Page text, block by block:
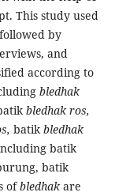
This study used
by
and
according to
bledhak
bledhak ros,
batikbledhak
batik
batik
ofbledhakare